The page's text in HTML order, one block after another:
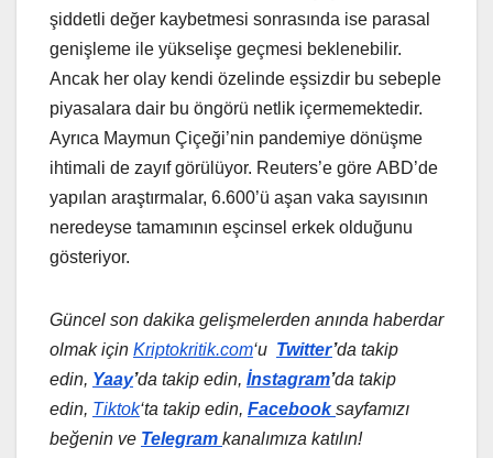
şiddetli değer kaybetmesi sonrasında ise parasal
genişleme ile yükselişe geçmesi beklenebilir.
Ancak her olay kendi özelinde eşsizdir bu sebeple
piyasalara dair bu öngörü netlik içermemektedir.
Ayrıca Maymun Çiçeği’nin pandemiye dönüşme
ihtimali de zayıf görülüyor. Reuters’e göre ABD’de
yapılan araştırmalar, 6.600’ü aşan vaka sayısının
neredeyse tamamının eşcinsel erkek olduğunu
gösteriyor.
Güncel son dakika gelişmelerden anında haberdar
olmak için Kriptokritik.com‘u Twitter’da takip
edin, Yaay’da takip edin, İnstagram’da takip
edin, Tiktok‘ta takip edin, Facebook sayfamızı
beğenin ve Telegram kanalımıza katılın!